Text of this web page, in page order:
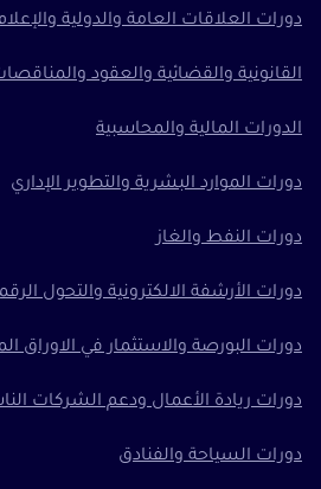
دورات العلاقات العامة والدولية
القانونية والقضائية والعقود
الدورات المالية والمحاسبية
دورات الموارد البشرية والتطوير الإداري
دورات النفط والغاز
دورات الأرشفة الالكترونية والتحول
دورات البورصة والاستثمار في الاوراق
دورات ريادة الأعمال ودعم الشركات
دورات السياحة والفنادق